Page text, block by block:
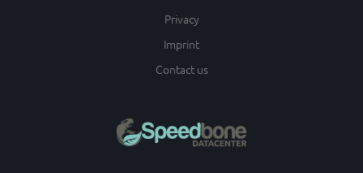
Privacy
Imprint
Contact us